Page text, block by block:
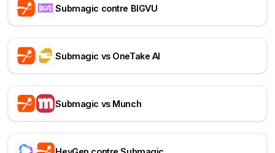
Submagic contre BIGVU
Submagic vs OneTake AI
Submagic vs Munch